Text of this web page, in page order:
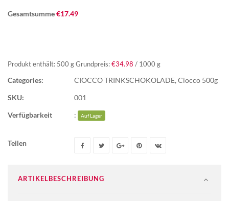
Gesamtsumme€17.49
Produkt enthält: 500 g Grundpreis: €34.98 / 1000 g
Categories: CIOCCO TRINKSCHOKOLADE, Ciocco 500g
SKU:
001
Verfügbarkeit
: Auf Lager
Teilen
ARTIKELBESCHREIBUNG